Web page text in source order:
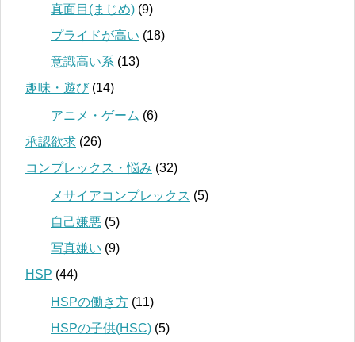
真面目(まじめ) (9)
プライドが高い (18)
意識高い系 (13)
趣味・遊び(14)
アニメ・ゲーム (6)
承認欲求 (26)
コンプレックス・悩み (32)
メサイアコンプレックス (5)
自己嫌悪 (5)
写真嫌い (9)
HSP (44)
HSPの働き方 (11)
HSPの子供(HSC) (5)